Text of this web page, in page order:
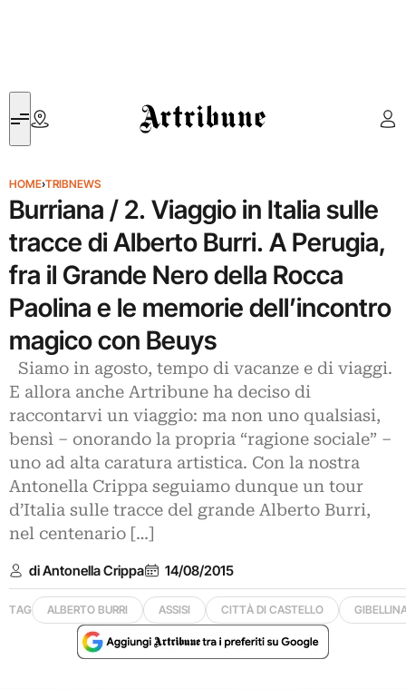
Artribune
HOME›TRIBNEWS
Burriana / 2. Viaggio in Italia sulle
tracce di Alberto Burri. A Perugia,
fra il Grande Nero della Rocca
Paolina e le memorie dell’incontro
magico con Beuys
Siamo in agosto, tempo di vacanze e di viaggi.
E allora anche Artribune ha deciso di
raccontarvi un viaggio: ma non uno qualsiasi,
bensì – onorando la propria “ragione sociale” –
uno ad alta caratura artistica. Con la nostra
Antonella Crippa seguiamo dunque un tour
d’Italia sulle tracce del grande Alberto Burri,
nel centenario […]
di Antonella Crippa 14/08/2015
TAG ALBERTO BURRI ASSISI CITTÀ DI CASTELLO